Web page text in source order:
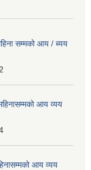
सम्मको आय / ब्यय
आय व्यय
आय व्यय